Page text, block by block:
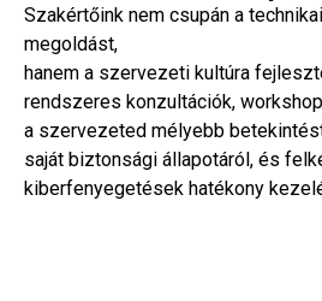
Szakértőink nem csupán a
megoldást,
hanem a szervezeti kultúra
rendszeres konzultációk,
a szervezeted mélyebb
saját biztonsági állapotáról, és
kiberfenyegetések hatékony